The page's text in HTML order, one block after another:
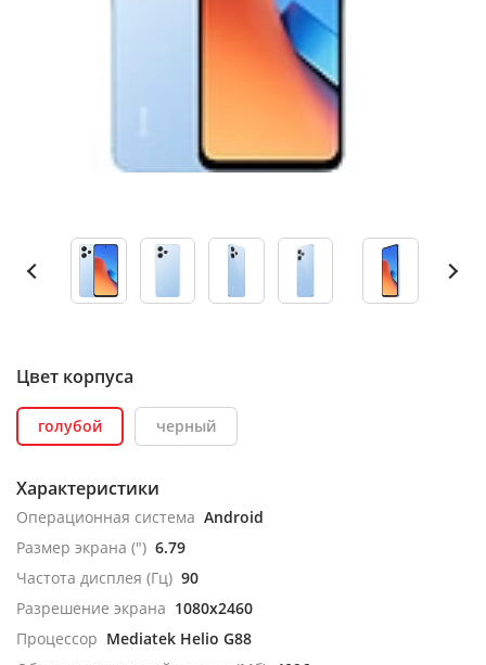
Цвет корпуса
голубой черный
Характеристики
Операционная система Android
Размер экрана (") 6.79
Частота дисплея (Гц) 90
Разрешение экрана 1080x2460
Процессор Mediatek Helio G88